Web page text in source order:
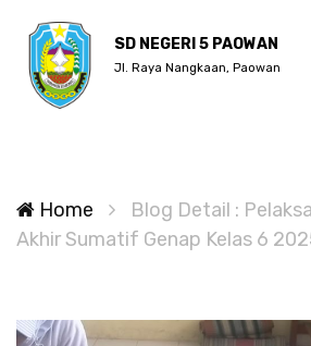
SD NEGERI 5 PAOWAN
Jl. Raya Nangkaan, Paowan
Home
Blog Detail :
Akhir Sumatif Genap Kelas 6